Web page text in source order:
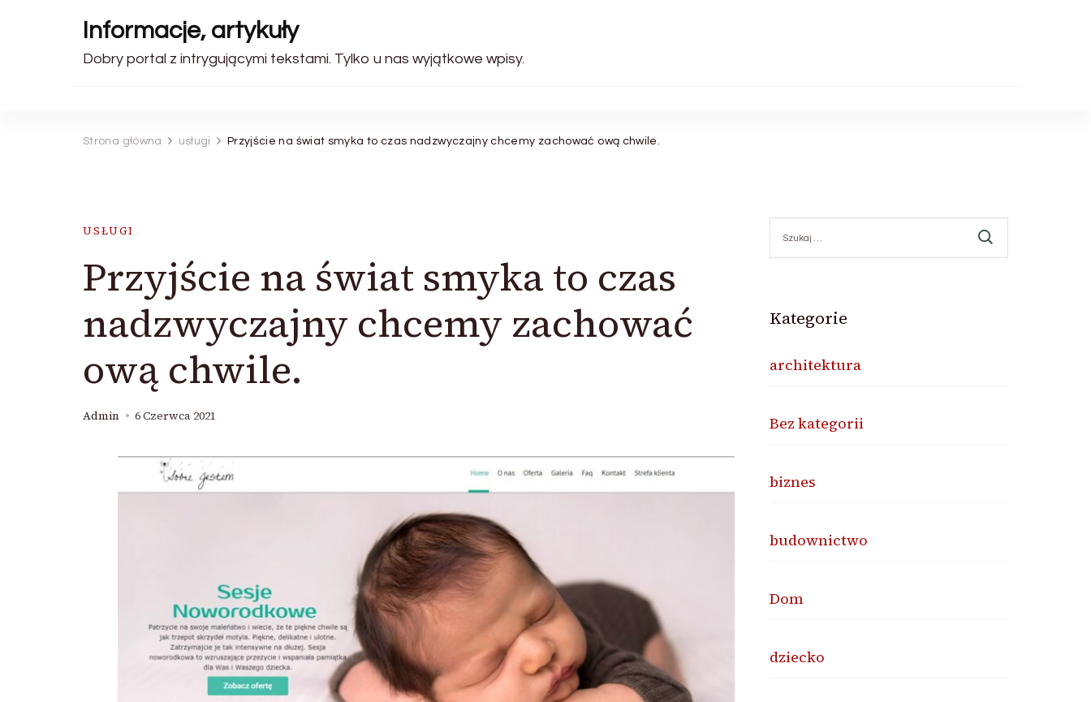
Informacje, artykuły
Dobry portal z intrygującymi tekstami. Tylko u nas wyjątkowe wpisy.
Strona główna usługi Przyjście na świat smyka to czas nadzwyczajny chcemy zachować ową chwile.
USŁUGI
Przyjście na świat smyka to czas
nadzwyczajny chcemy zachować
ową chwile.
Admin 6 Czerwca 2021
Kategorie
architektura
Bez kategorii
biznes
budownictwo
Dom
dziecko